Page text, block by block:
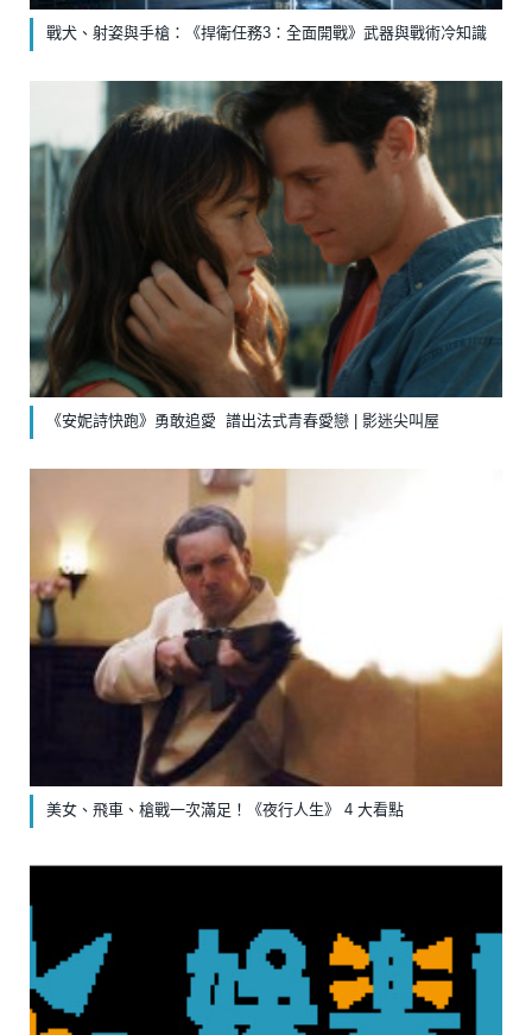
戰犬、射姿與手槍：《捍衛任務3：全面開戰》武器與戰術冷知識
《安妮詩快跑》勇敢追愛 譜出法式青春愛戀 | 影迷尖叫屋
美女、飛車、槍戰一次滿足！《夜行人生》 4 大看點